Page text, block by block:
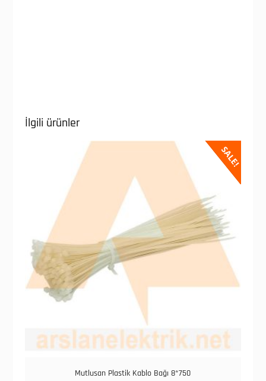
İlgili ürünler
SALE!
Mutlusan Plastik Kablo Bağı 8*750